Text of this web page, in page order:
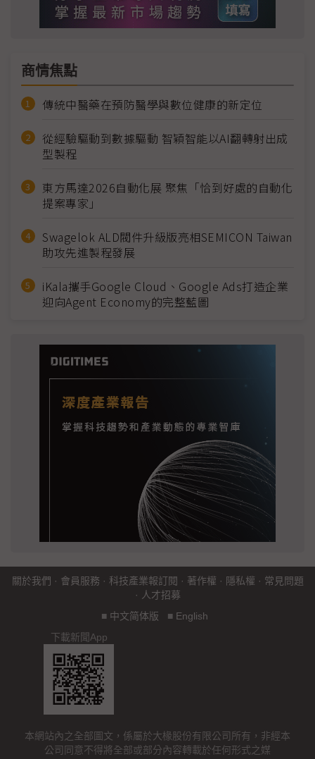
商情焦點
傳統中醫藥在預防醫學與數位健康的新定位
從經驗驅動到數據驅動 智穎智能以AI翻轉射出成
型製程
東方馬達2026自動化展 聚焦「恰到好處的自動化
提案專家」
Swagelok ALD閥件升級版亮相SEMICON Taiwan
助攻先進製程發展
iKala攜手Google Cloud、Google Ads打造企業
迎向Agent Economy的完整藍圖
關於我們 · 會員服務 · 科技產業報訂閱 · 著作權 · 隱私權 · 常見問題
· 人才招募
■ 中文简体版 ■ English
下載新聞App
本網站內之全部圖文，係屬於大椽股份有限公司所有，非經本
公司同意不得將全部或部分內容轉載於任何形式之媒